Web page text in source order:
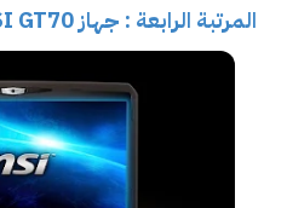
المرتبة الرابعة : جهازGT70 :